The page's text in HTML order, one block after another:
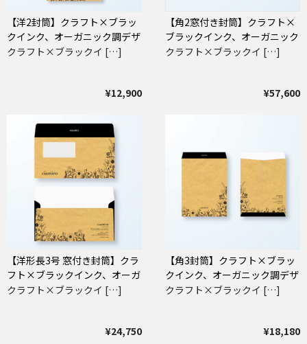
【洋2封筒】クラフト×ブラッ
クインク、オーガニック調デザ
イン封筒
クラフト×ブラックイ […]
¥12,900
【角2窓付き封筒】クラフト×
ブラックインク、オーガニック
調デザイン封筒
クラフト×ブラックイ […]
¥57,600
【洋形長3号 窓付き封筒】クラ
フト×ブラックインク、オーガ
ニック調デザイン封筒
クラフト×ブラックイ […]
¥24,750
【角3封筒】クラフト×ブラッ
クインク、オーガニック調デザ
イン封筒
クラフト×ブラックイ […]
¥18,180